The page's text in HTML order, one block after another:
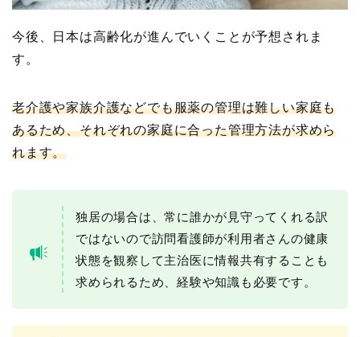
今後、日本は高齢化が進んでいくことが予想されま
す。
老介護や家族介護などでも服薬の管理は難しい家庭も
あるため、それぞれの家庭に合った管理方法が求めら
れます。
独居の場合は、常に誰かが見守ってくれる訳
ではないので訪問看護師が利用者さんの健康
状態を観察して主治医に情報共有することも
求められるため、経験や知識も必要です。